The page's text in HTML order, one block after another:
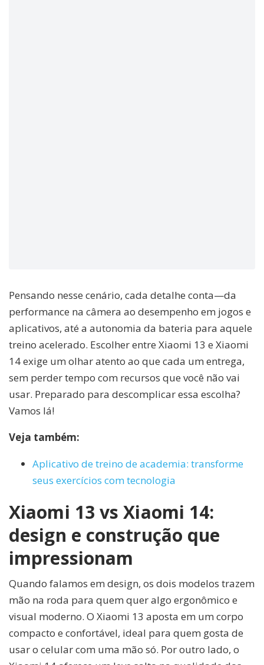
Pensando nesse cenário, cada detalhe conta—da
performance na câmera ao desempenho em jogos e
aplicativos, até a autonomia da bateria para aquele
treino acelerado. Escolher entre Xiaomi 13 e Xiaomi
14 exige um olhar atento ao que cada um entrega,
sem perder tempo com recursos que você não vai
usar. Preparado para descomplicar essa escolha?
Vamos lá!
Veja também:
Aplicativo de treino de academia: transforme
seus exercícios com tecnologia
Xiaomi 13 vs Xiaomi 14:
design e construção que
impressionam
Quando falamos em design, os dois modelos trazem
mão na roda para quem quer algo ergonômico e
visual moderno. O Xiaomi 13 aposta em um corpo
compacto e confortável, ideal para quem gosta de
usar o celular com uma mão só. Por outro lado, o